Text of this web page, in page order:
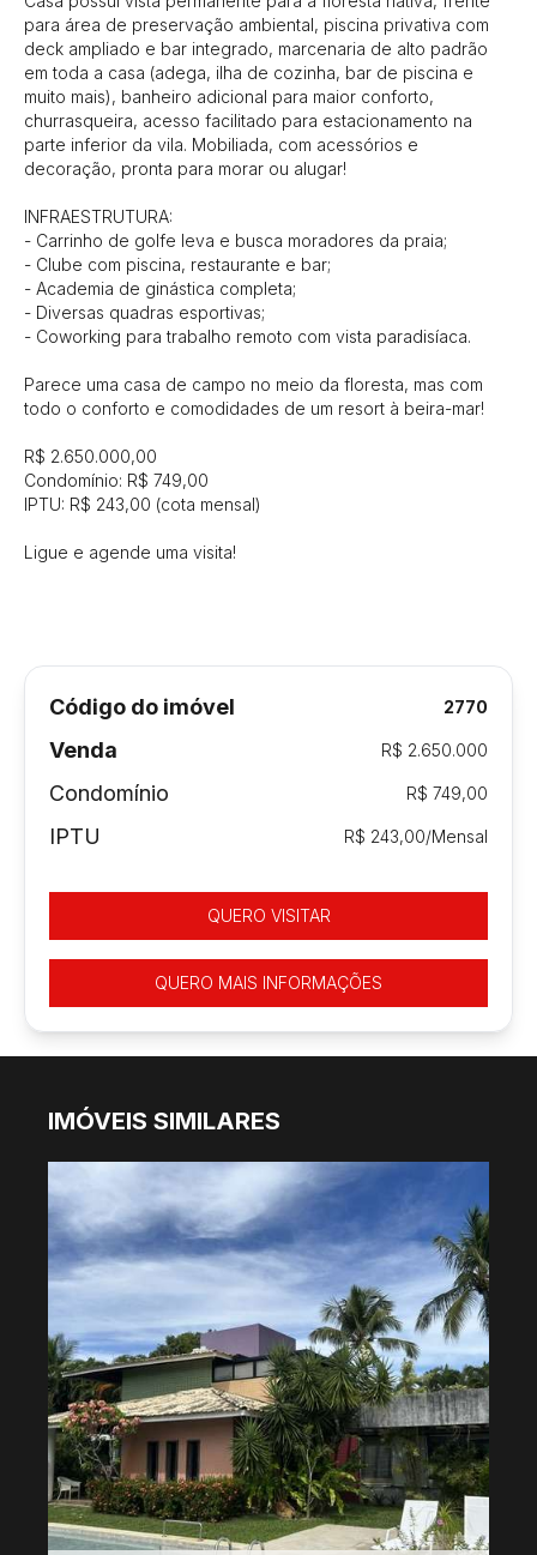
para área de preservação ambiental, piscina privativa com
deck ampliado e bar integrado, marcenaria de alto padrão
em toda a casa (adega, ilha de cozinha, bar de piscina e
muito mais), banheiro adicional para maior conforto,
churrasqueira, acesso facilitado para estacionamento na
parte inferior da vila. Mobiliada, com acessórios e
decoração, pronta para morar ou alugar!
INFRAESTRUTURA:
- Carrinho de golfe leva e busca moradores da praia;
- Clube com piscina, restaurante e bar;
- Academia de ginástica completa;
- Diversas quadras esportivas;
- Coworking para trabalho remoto com vista paradisíaca.
Parece uma casa de campo no meio da floresta, mas com
todo o conforto e comodidades de um resort à beira-mar!
R$ 2.650.000,00
Condomínio: R$ 749,00
IPTU: R$ 243,00 (cota mensal)
Ligue e agende uma visita!
Código do imóvel 2770
Venda R$ 2.650.000
Condomínio R$ 749,00
IPTU R$ 243,00/Mensal
QUERO VISITAR
QUERO MAIS INFORMAÇÕES
IMÓVEIS SIMILARES